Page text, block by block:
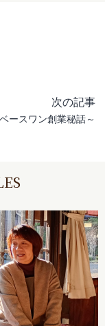
次の記事
ースワン創業秘話～